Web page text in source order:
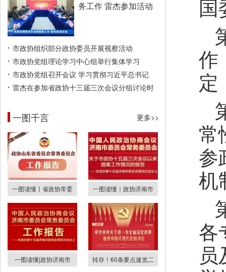
务工作 雷杰参加活动
市政协组织部分政协委员开展视察活动
市政协党组理论学习中心组举行集体学习
市政协党组召开会议 学习贯彻习近平总书记
雷杰在参加省政协十三届三次会议分组讨论时
一图千言 更多>>
一图读懂丨省政协常委 一图读懂｜政协济南市
一图读懂|政协济南市 转存！60条要点速览二
国
作
定
常
参
机
各